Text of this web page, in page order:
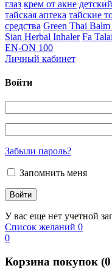
глаз крем от акне
тайская аптека тайские
средства Green Thai Balm
Sian Herbal Inhaler Fa
EN-ON 100
Личный кабинет
Войти
Забыли пароль?
Запомнить меня
У вас еще нет учетной
Список желаний 0
0
Корзина покупок